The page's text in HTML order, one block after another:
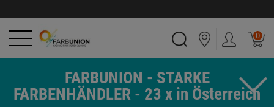
0
FARBUNION - STARKE
FARBENHÄNDLER - 23 x in Österreich